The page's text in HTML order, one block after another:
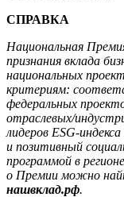
СПРАВКА
Национальная
признания вклада
национальных
критериям:
федеральных
отраслевых/
лидеров ESG-
и позитивный
программой в
о Премии можно
нашвклад.рф.